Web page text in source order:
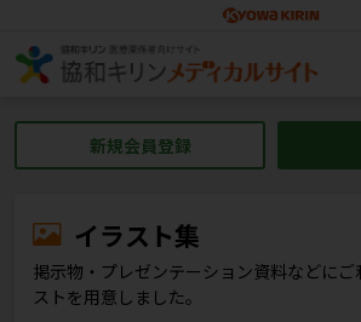
新規会員登録
イラスト集
掲示物・プレゼンテーション資料などに
ストを用意しました。